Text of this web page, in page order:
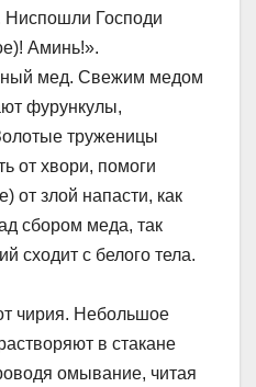
Ниспошли Господи
Аминь!».
мед. Свежим медом
фурункулы,
труженицы
от хвори, помоги
от злой напасти, как
сбором меда, так
сходит с белого тела.
чирия. Небольшое
в стакане
омывание, читая